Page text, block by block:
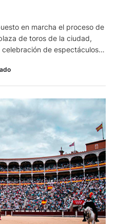
en marcha el proceso de
de toros de la ciudad,
de espectáculos